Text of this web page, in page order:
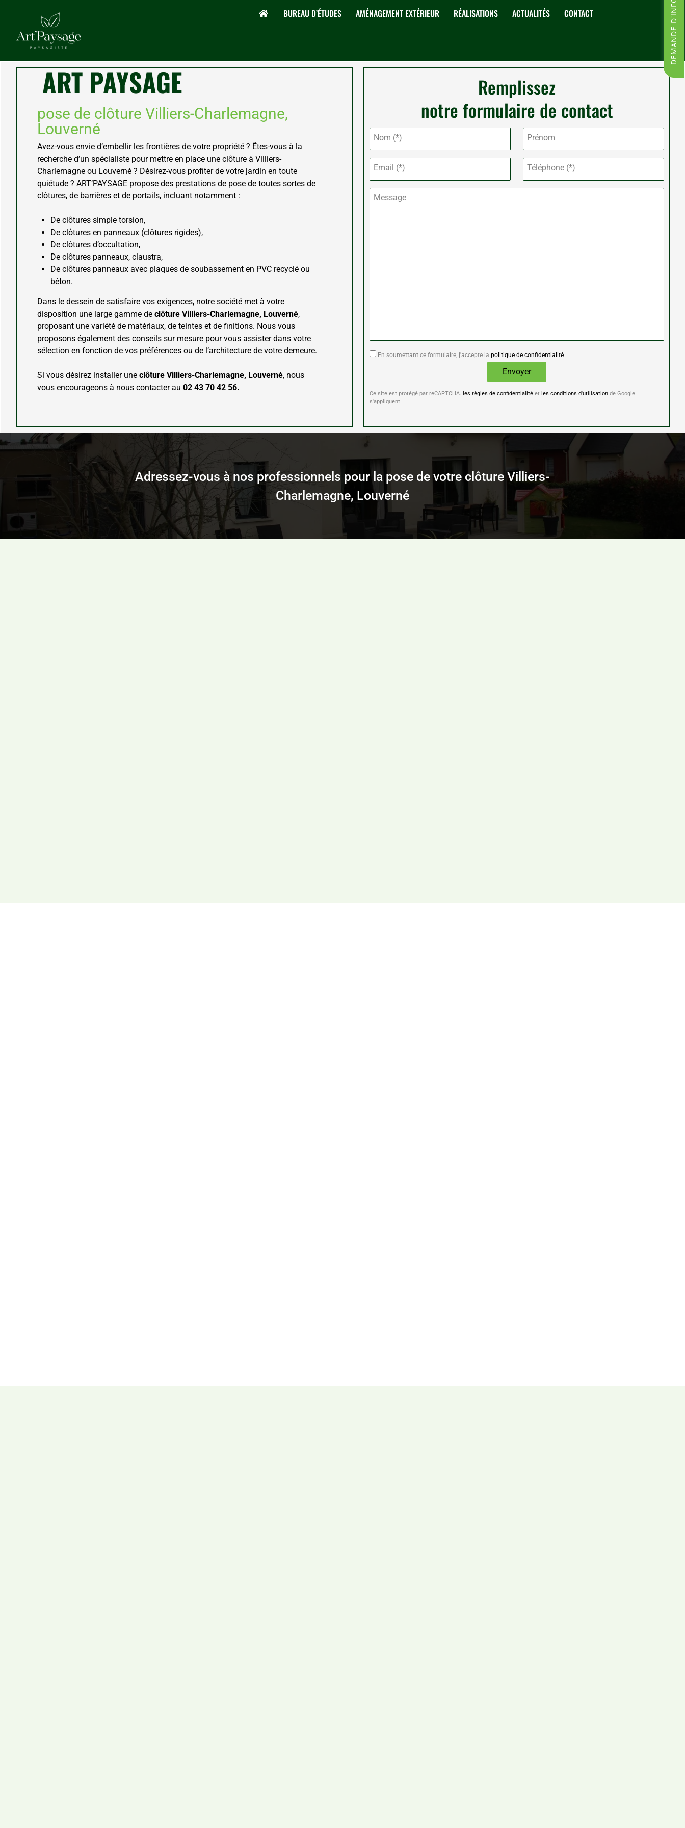
BUREAU D’ÉTUDES AMÉNAGEMENT EXTÉRIEUR RÉALISATIONS ACTUALITÉS CONTACT
ART PAYSAGE
pose de clôture Villiers-Charlemagne,
Louverné
Avez-vous envie d’embellir les frontières de votre propriété ? Êtes-vous à la
recherche d’un spécialiste pour mettre en place une clôture à Villiers-
Charlemagne ou Louverné ? Désirez-vous profiter de votre jardin en toute
quiétude ? ART’PAYSAGE propose des prestations de pose de toutes sortes de
clôtures, de barrières et de portails, incluant notamment :
De clôtures simple torsion,
De clôtures en panneaux (clôtures rigides),
De clôtures d’occultation,
De clôtures panneaux, claustra,
De clôtures panneaux avec plaques de soubassement en PVC recyclé ou
béton.
Dans le dessein de satisfaire vos exigences, notre société met à votre
disposition une large gamme de clôture Villiers-Charlemagne, Louverné,
proposant une variété de matériaux, de teintes et de finitions. Nous vous
proposons également des conseils sur mesure pour vous assister dans votre
sélection en fonction de vos préférences ou de l’architecture de votre demeure.
Si vous désirez installer une clôture Villiers-Charlemagne, Louverné, nous
vous encourageons à nous contacter au 02 43 70 42 56.
Remplissez
notre formulaire de contact
Nom (*) Prénom
Email (*) Téléphone (*)
Message
En soumettant ce formulaire, j'accepte la politique de confidentialité
Ce site est protégé par reCAPTCHA. les règles de confidentialité et les conditions d'utilisation de Google
s'appliquent.
Adressez-vous à nos professionnels pour la pose de votre clôture Villiers-
Charlemagne, Louverné